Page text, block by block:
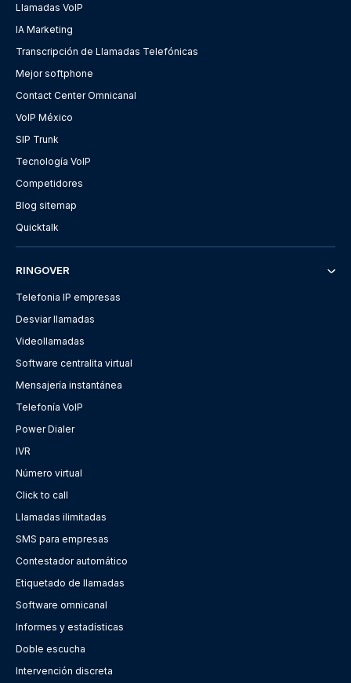
Llamadas VoIP
IA Marketing
Transcripción de Llamadas Telefónicas
Mejor softphone
Contact Center Omnicanal
VoIP México
SIP Trunk
Tecnología VoIP
Competidores
Blog sitemap
Quicktalk
RINGOVER
Telefonia IP empresas
Desviar llamadas
Videollamadas
Software centralita virtual
Mensajería instantánea
Telefonía VoIP
Power Dialer
IVR
Número virtual
Click to call
Llamadas ilimitadas
SMS para empresas
Contestador automático
Etiquetado de llamadas
Software omnicanal
Informes y estadísticas
Doble escucha
Intervención discreta